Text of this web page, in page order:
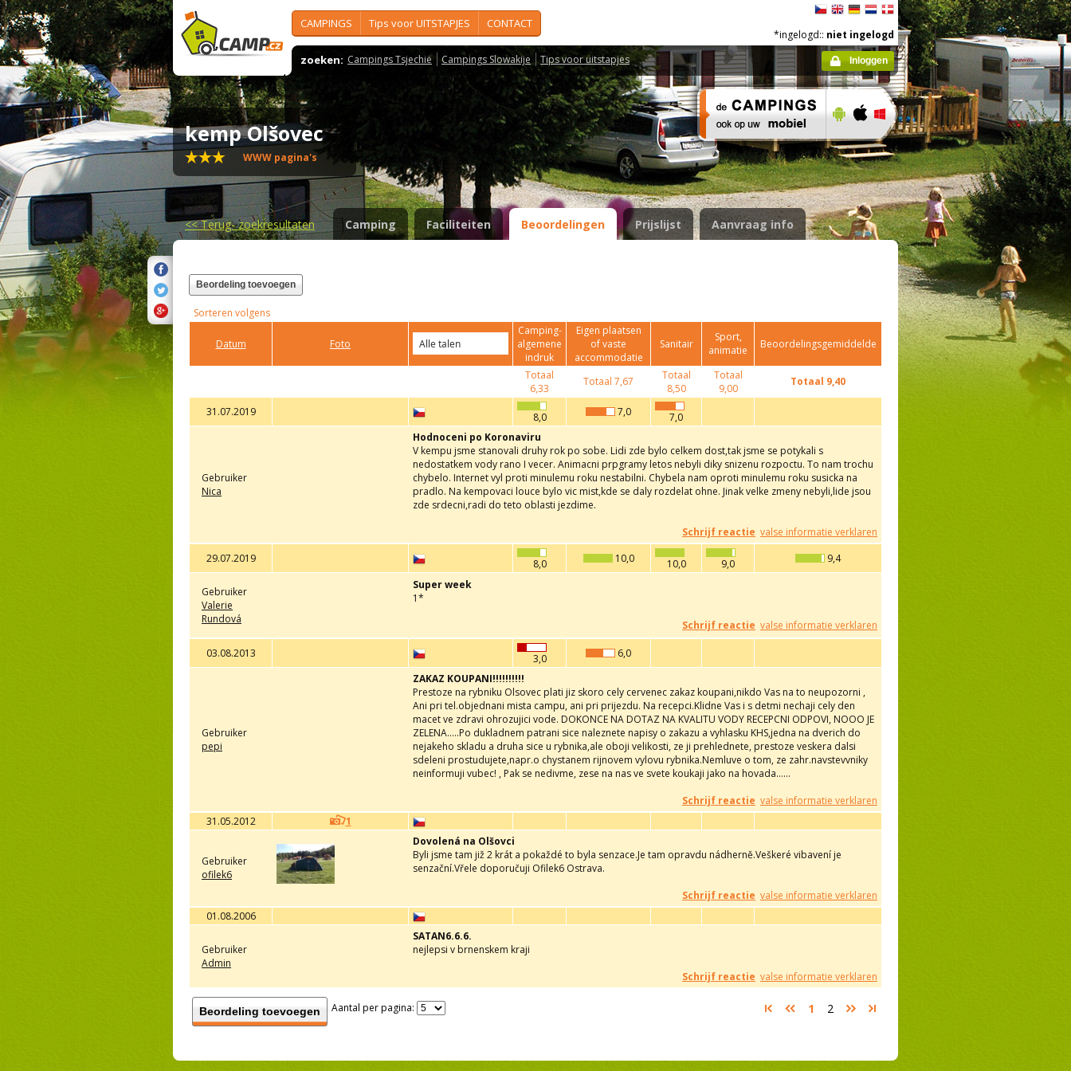
CAMPINGS Tips voor UITSTAPJES CONTACT
zoeken: Campings Tsjechië Campings Slowakije Tips voor uitstapjes
*ingelogd:: niet ingelogd
Inloggen
kemp Olšovec
WWW pagina's
<<Terug- zoekresultaten Camping Faciliteiten Beoordelingen Prijslijst Aanvraag info
Beordeling toevoegen
Sorteren volgens
Datum Foto
Camping-
algemene
indruk
Eigen plaatsen
of vaste
accommodatie
Sanitair
Sport,
animatie
Beoordelingsgemiddelde
Totaal
6,33
Totaal 7,67
Totaal
8,50
Totaal
9,00
Totaal 9,40
31.07.2019 8,0 7,0 7,0
Gebruiker
Nica
Hodnoceni po Koronaviru
V kempu jsme stanovali druhy rok po sobe. Lidi zde bylo celkem dost,tak jsme se potykali s
nedostatkem vody rano I vecer. Animacni prpgramy letos nebyli diky snizenu rozpoctu. To nam trochu
chybelo. Internet vyl proti minulemu roku nestabilni. Chybela nam oproti minulemu roku susicka na
pradlo. Na kempovaci louce bylo vic mist,kde se daly rozdelat ohne. Jinak velke zmeny nebyli,lide jsou
zde srdecni,radi do teto oblasti jezdime.
Schrijf reactie valse informatie verklaren
29.07.2019
8,0 10,0 10,0 9,0 9,4
Gebruiker
Valerie
Rundová
Super week
1*
Schrijf reactie valse informatie verklaren
03.08.2013 3,0 6,0
Gebruiker
pepi
ZAKAZ KOUPANI!!!!!!!!!!
Prestoze na rybniku Olsovec plati jiz skoro cely cervenec zakaz koupani,nikdo Vas na to neupozorni ,
Ani pri tel.objednani mista campu, ani pri prijezdu. Na recepci.Klidne Vas i s detmi nechaji cely den
macet ve zdravi ohrozujici vode. DOKONCE NA DOTAZ NA KVALITU VODY RECEPCNI ODPOVI, NOOO JE
ZELENA.....Po dukladnem patrani sice naleznete napisy o zakazu a vyhlasku KHS,jedna na dverich do
nejakeho skladu a druha sice u rybnika,ale oboji velikosti, ze ji prehlednete, prestoze veskera dalsi
sdeleni prostudujete,napr.o chystanem rijnovem vylovu rybnika.Nemluve o tom, ze zahr.navstevvniky
neinformuji vubec! , Pak se nedivme, zese na nas ve svete koukaji jako na hovada......
Schrijf reactie valse informatie verklaren
31.05.2012
1
Gebruiker
ofilek6
Dovolená na Olšovci
Byli jsme tam již 2 krát a pokaždé to byla senzace.Je tam opravdu nádherně.Veškeré vibavení je
senzační.Vřele doporučuji Ofilek6 Ostrava.
Schrijf reactie valse informatie verklaren
01.08.2006
Gebruiker
Admin
SATAN6.6.6.
nejlepsi v brnenskem kraji
Schrijf reactie valse informatie verklaren
Beordeling toevoegen Aantal per pagina: 1 2